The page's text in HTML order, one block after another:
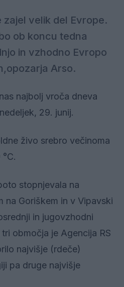
zajel velik del Evrope.
ob koncu tedna
in vzhodno Evropo
Arso.
najbolj vroča dneva
29. junij.
živo srebro večinoma
stopnjevala na
na Goriškem in v Vipavski
in jugovzhodni
območja je Agencija RS
najvišje (rdeče)
pa druge najvišje